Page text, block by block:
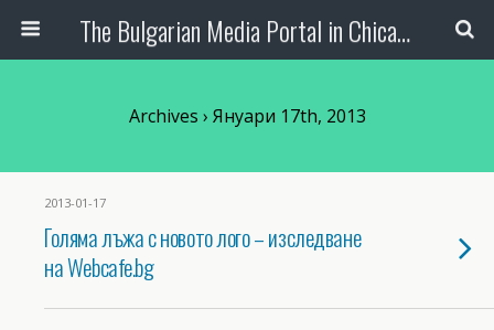
The Bulgarian Media Portal in Chicago
Archives › Януари 17th, 2013
2013-01-17
Голяма лъжа с новото лого – изследване
на Webcafe.bg